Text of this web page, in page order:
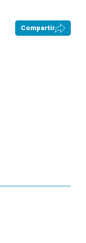
Compartir